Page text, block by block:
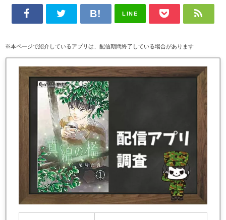
LINE
※本ページで紹介しているアプリは、配信期間終了している場合があります